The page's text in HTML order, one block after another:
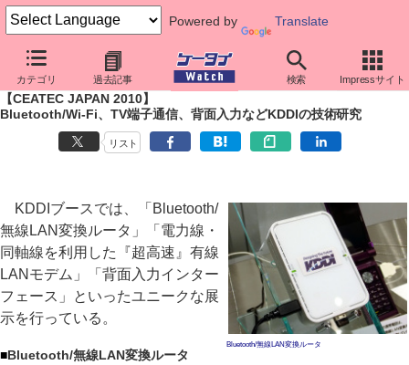
Powered by Translate
カテゴリ 過去記事 検索 Impressサイト
ケータイ Watch イベント CEATEC JAPAN
2010
【CEATEC JAPAN 2010】
Bluetooth/Wi-Fi、TV端子通信、背面入力などKDDIの技術研究
リスト
Bluetooth/無線LAN変換ルータ
KDDIブースでは、「Bluetooth/
無線LAN変換ルータ」「電力線・
同軸線を利用した『超高速』有線
LANモデム」「背面入力インター
フェース」といったユニークな展
示を行っている。
■Bluetooth/無線LAN変換ルータ